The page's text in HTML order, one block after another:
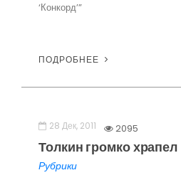
‘Конкорд’”
ПОДРОБНЕЕ
28 Дек, 2011 2095
Толкин громко храпел
Рубрики